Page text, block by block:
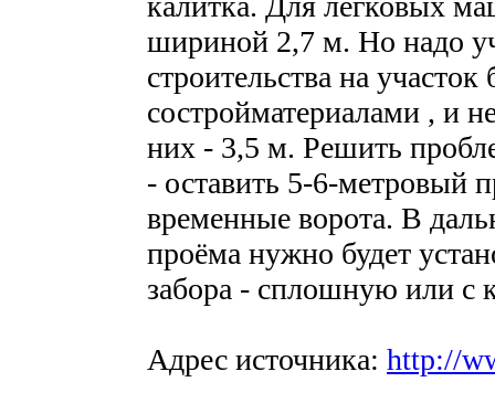
шириной 2,7 м. Но надо
строительства на
состройматериалами , и
них - 3,5 м. Решить
- оставить 5-6-метровый
временные ворота. В
проёма нужно будет
забора - сплошную или с
Адрес источника: http://